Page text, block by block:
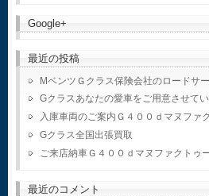
Google+
最近の投稿
MベンツＧクラス保険会社のロードサ
Gクラスあなたの愛車をご用意させて
入庫車両のご案内Ｇ４００ｄマヌファ
Gクラス全国出張買取
ご来店納車Ｇ４００ｄマヌファクトゥ
最近のコメント